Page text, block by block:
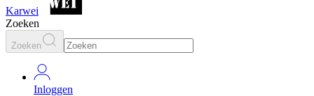
Karwei
Zoeken
Zoeken
Inloggen